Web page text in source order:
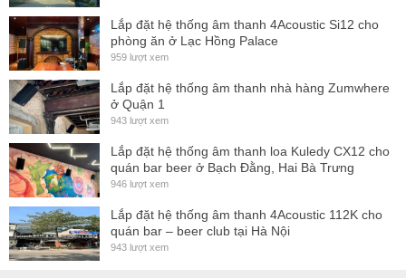
Lắp đặt hệ thống âm thanh 4Acoustic Si12 cho
phòng ăn ở Lạc Hồng Palace
959 lượt xem
Lắp đặt hệ thống âm thanh nhà hàng Zumwhere
ở Quận 1
943 lượt xem
Lắp đặt hệ thống âm thanh loa Kuledy CX12 cho
quán bar beer ở Bạch Đằng, Hai Bà Trưng
946 lượt xem
Lắp đặt hệ thống âm thanh 4Acoustic 112K cho
quán bar – beer club tại Hà Nội
943 lượt xem